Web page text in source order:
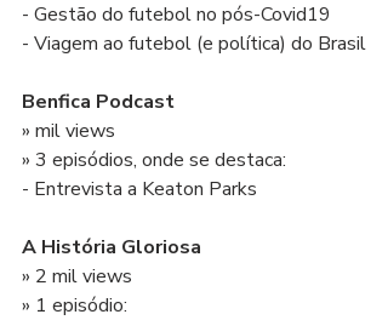
- Gestão do futebol no pós-Covid19
- Viagem ao futebol (e política) do Brasil
Benfica Podcast
» mil views
» 3 episódios, onde se destaca:
- Entrevista a Keaton Parks
A História Gloriosa
» 2 mil views
» 1 episódio: